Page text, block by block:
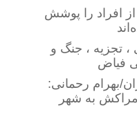
تعداد از افراد را پوشش
تجزیه ، جنگ و
فیاض
بهرام رحمانی:
به شهر